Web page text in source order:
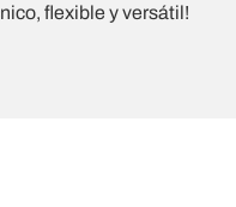
flexible y versátil!